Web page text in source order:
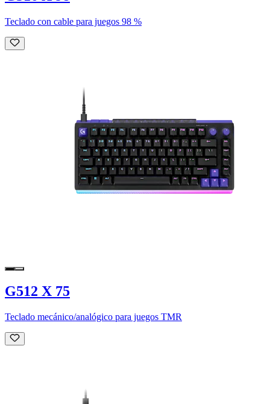
Teclado con cable para juegos 98 %
G512 X 75
Teclado mecánico/analógico para juegos TMR